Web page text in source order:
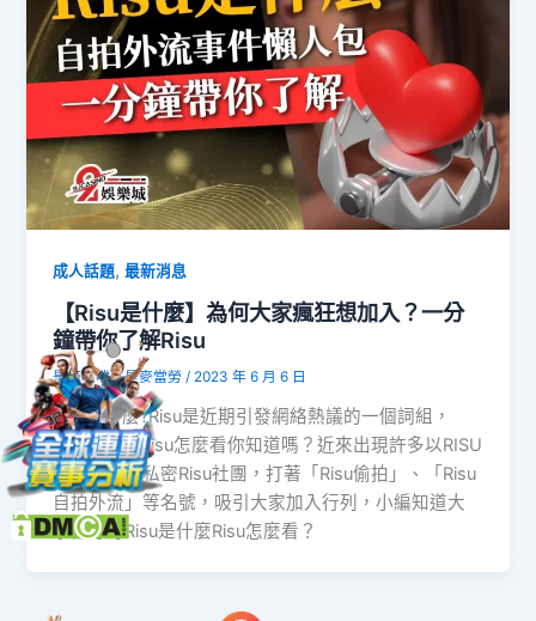
成人話題,最新消息
【Risu是什麼】為何大家瘋狂想加入？一分
鐘帶你了解Risu
是麥噹噹不是麥當勞/ 2023 年 6 月 6 日
Risu是什麼?Risu是近期引發網絡熱議的一個詞組，
Risu是什麼Risu怎麼看你知道嗎？近來出現許多以RISU
為名的臉書私密Risu社團，打著「Risu偷拍」、「Risu
自拍外流」等名號，吸引大家加入行列，小編知道大
家都好奇Risu是什麼Risu怎麼看？